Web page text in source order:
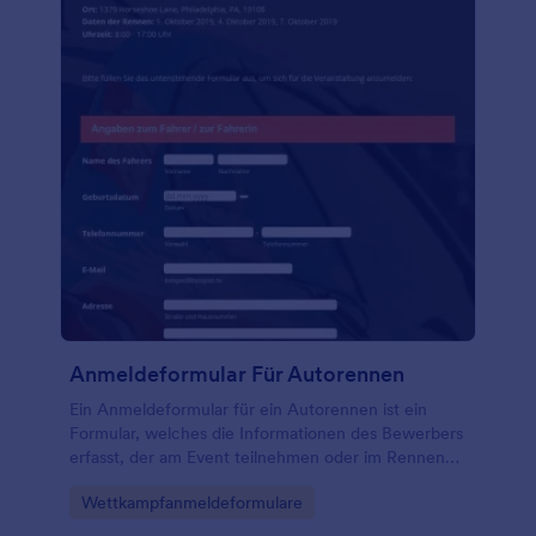
Anmeldeformular Für Autorennen
Ein Anmeldeformular für ein Autorennen ist ein
Formular, welches die Informationen des Bewerbers
erfasst, der am Event teilnehmen oder im Rennen
Details des Autos ab und kann durch das Einbinden
Go to Category:
Wettkampfanmeldeformulare